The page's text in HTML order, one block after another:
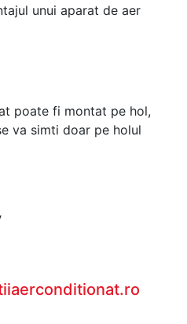
unui aparat de aer
poate fi montat pe hol,
va simti doar pe holul